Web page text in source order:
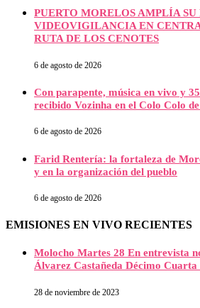
PUERTO MORELOS AMPLÍA SU
VIDEOVIGILANCIA EN
RUTA DE LOS CENOTES
6 de agosto de 2026
Con parapente, música en vivo y
recibido Vozinha en el Colo Colo
6 de agosto de 2026
Farid Rentería: la fortaleza de
y en la organización del pueblo
6 de agosto de 2026
EMISIONES EN VIVO RECIENTES
Molocho Martes 28 En entrevista
Álvarez Castañeda Décimo Cuarta
28 de noviembre de 2023